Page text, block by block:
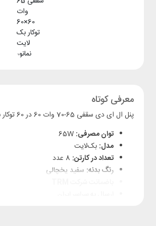
معرفی کوتاه
پنل ال ای دی سقفی 65-70 وات 60 در 60 توکار بک لایت نمانور
توان مصرفی: 65W
مدل: بک‌لایت
تعداد در کارتن:
رنگ بدنه: سفید یخچالی